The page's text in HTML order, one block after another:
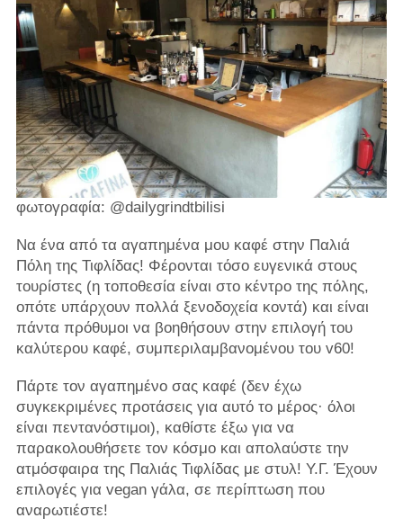
φωτογραφία: @dailygrindtbilisi
Να ένα από τα αγαπημένα μου καφέ στην Παλιά
Πόλη της Τιφλίδας! Φέρονται τόσο ευγενικά στους
τουρίστες (η τοποθεσία είναι στο κέντρο της πόλης,
οπότε υπάρχουν πολλά ξενοδοχεία κοντά) και είναι
πάντα πρόθυμοι να βοηθήσουν στην επιλογή του
καλύτερου καφέ, συμπεριλαμβανομένου του v60!
Πάρτε τον αγαπημένο σας καφέ (δεν έχω
συγκεκριμένες προτάσεις για αυτό το μέρος· όλοι
είναι πεντανόστιμοι), καθίστε έξω για να
παρακολουθήσετε τον κόσμο και απολαύστε την
ατμόσφαιρα της Παλιάς Τιφλίδας με στυλ! Υ.Γ. Έχουν
επιλογές για vegan γάλα, σε περίπτωση που
αναρωτιέστε!